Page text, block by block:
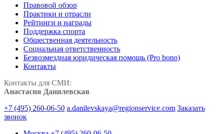
Правовой обзор
Практики и отрасли
Рейтинги и награды
Поддержка спорта
Общественная деятельность
Социальная ответственность
Безвозмездная юридическая помощь (Pro bono)
Контакты
Контакты для СМИ:
Анастасия Данилевская
+7 (495) 260-06-50 a.danilevskaya@regionservice.com Заказать
звонок